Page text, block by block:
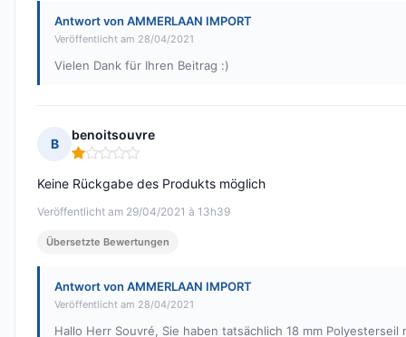
Antwort von AMMERLAAN IMPORT
Veröffentlicht am 28/04/2021
Vielen Dank für Ihren Beitrag :)
B
benoitsouvre
Hinweis: 1 von 5
Veröffentlicht am 29/04/2021 à 13h39
Keine Rückgabe des Produkts möglich
Übersetzte Bewertungen
Antwort von AMMERLAAN IMPORT
Veröffentlicht am 28/04/2021
Hallo Herr Souvré, Sie haben tatsächlich 18 mm Polyesterseil